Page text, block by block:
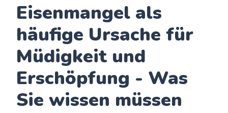
Eisenmangel als
häufige Ursache für
Müdigkeit und
Erschöpfung - Was
Sie wissen müssen